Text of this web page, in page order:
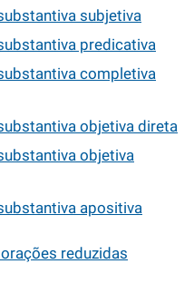
subjetiva
predicativa
completiva
objetiva direta
objetiva
apositiva
reduzidas